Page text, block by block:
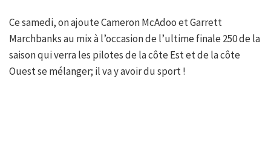
Ce samedi, on ajoute Cameron McAdoo et Garrett
Marchbanks au mix à l’occasion de l’ultime finale 250 de la
saison qui verra les pilotes de la côte Est et de la côte
Ouest se mélanger; il va y avoir du sport !